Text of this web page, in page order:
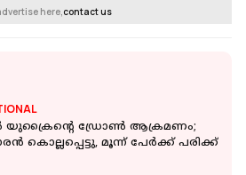
here,contact us
യുക്രൈൻ്റെ ഡ്രോണ്‍ ആക്രമണം;
കൊല്ലപ്പെട്ടു, മൂന്ന് പേര്‍ക്ക് പരിക്ക്